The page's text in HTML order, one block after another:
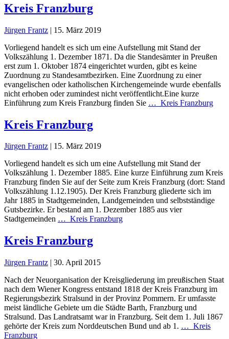
Kreis Franzburg
Jürgen Frantz | 15. März 2019
Vorliegend handelt es sich um eine Aufstellung mit Stand der
Volkszählung 1. Dezember 1871. Da die Standesämter in Preußen
erst zum 1. Oktober 1874 eingerichtet wurden, gibt es keine
Zuordnung zu Standesamtbezirken. Eine Zuordnung zu einer
evangelischen oder katholischen Kirchengemeinde wurde ebenfalls
nicht erhoben oder zumindest nicht veröffentlicht.Eine kurze
Einführung zum Kreis Franzburg finden Sie … Kreis Franzburg
Kreis Franzburg
Jürgen Frantz
15. März 2019
Vorliegend handelt es sich um eine Aufstellung mit Stand der
Volkszählung 1. Dezember 1885. Eine kurze Einführung zum Kreis
Franzburg finden Sie auf der Seite zum Kreis Franzburg (dort: Stand
Volkszählung 1.12.1905). Der Kreis Franzburg gliederte sich im
Jahr 1885 in Stadtgemeinden, Landgemeinden und selbstständige
Gutsbezirke. Er bestand am 1. Dezember 1885 aus vier
Stadtgemeinden … Kreis Franzburg
Kreis Franzburg
Jürgen Frantz | 30. April 2015
Nach der Neuorganisation der Kreisgliederung im preußischen Staat
nach dem Wiener Kongress entstand 1818 der Kreis Franzburg im
Regierungsbezirk Stralsund in der Provinz Pommern. Er umfasste
meist ländliche Gebiete um die Städte Barth, Franzburg und
Stralsund. Das Landratsamt war in Franzburg. Seit dem 1. Juli 1867
gehörte der Kreis zum Norddeutschen Bund und ab 1. … Kreis
Franzburg